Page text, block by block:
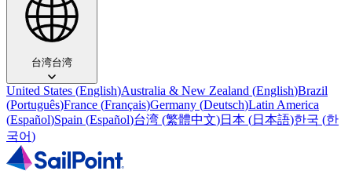
台湾台湾
United States (English)Australia & New Zealand (English)Brazil
(Português)France (Français)Germany (Deutsch)Latin America
(Español)Spain (Español)台湾 (繁體中文)日本 (日本語)한국 (한
국어)